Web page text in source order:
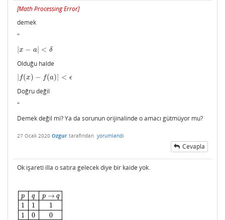
[Math Processing Error]
|x−a|
<
f
−f(a)|
<
demek
"
x − a| < δ
Olduğu halde
f(x) − f(a) < ϵ
f(x)− (a |<ϵ
Doğru değil
"
Demek değil mi? Ya da sorunun orijinalinde o amacı gütmüyor mu?
27 Ocak 2020 Ozgur tarafından yorumlandı
Cevapla
Ok işareti illa o satıra gelecek diye bir kaide yok.
p
1
1
q
1
0
p → q
1
0
q q1 00